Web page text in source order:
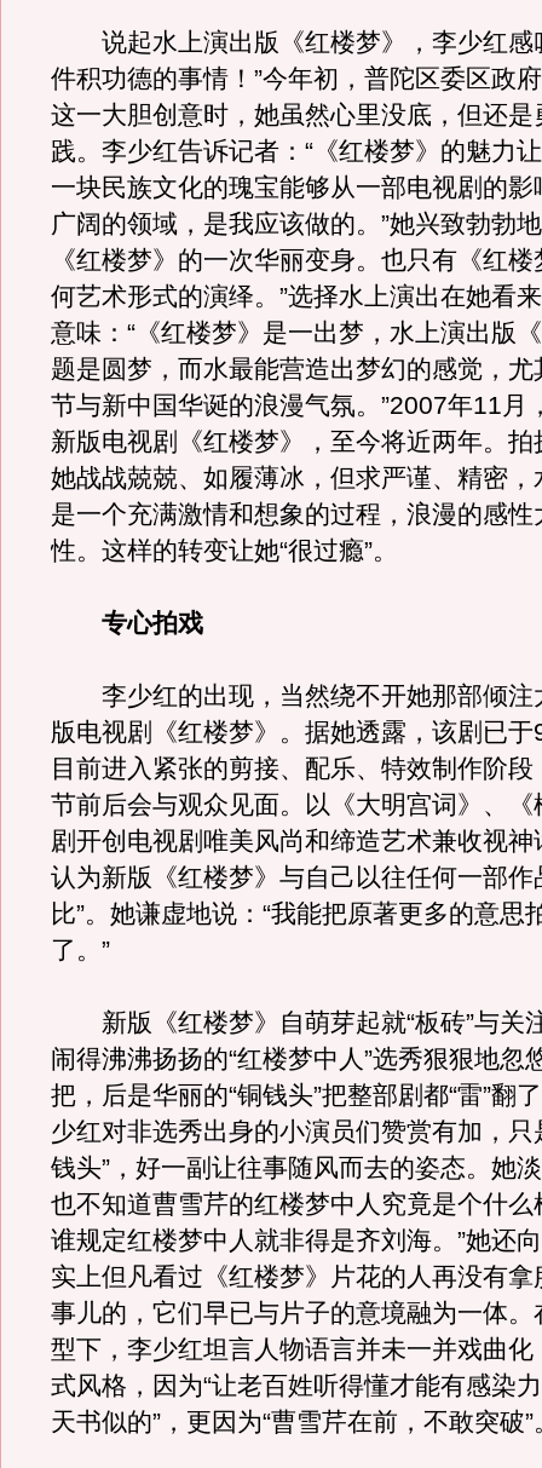
说起水上演出版《红楼梦》，李少红感
件积功德的事情！”今年初，普陀区委区政
这一大胆创意时，她虽然心里没底，但还是
践。李少红告诉记者：“《红楼梦》的魅力
一块民族文化的瑰宝能够从一部电视剧的影
广阔的领域，是我应该做的。”她兴致勃勃
《红楼梦》的一次华丽变身。也只有《红
何艺术形式的演绎。”选择水上演出在她看
意味：“《红楼梦》是一出梦，水上演出版
题是圆梦，而水最能营造出梦幻的感觉，尤
节与新中国华诞的浪漫气氛。”2007年11月
新版电视剧《红楼梦》，至今将近两年。拍
她战战兢兢、如履薄冰，但求严谨、精密，
是一个充满激情和想象的过程，浪漫的感性
性。这样的转变让她“很过瘾”。
专心拍戏
李少红的出现，当然绕不开她那部倾注
版电视剧《红楼梦》。据她透露，该剧已
目前进入紧张的剪接、配乐、特效制作阶
节前后会与观众见面。以《大明宫词》、《
剧开创电视剧唯美风尚和缔造艺术兼收视神
认为新版《红楼梦》与自己以往任何一部作
比”。她谦虚地说：“我能把原著更多的意思
了。”
新版《红楼梦》自萌芽起就“板砖”与关
闹得沸沸扬扬的“红楼梦中人”选秀狠狠地忽
把，后是华丽的“铜钱头”把整部剧都“雷”翻
少红对非选秀出身的小演员们赞赏有加，只
钱头”，好一副让往事随风而去的姿态。她
也不知道曹雪芹的红楼梦中人究竟是个什么
谁规定红楼梦中人就非得是齐刘海。”她还
实上但凡看过《红楼梦》片花的人再没有拿
事儿的，它们早已与片子的意境融为一体。
型下，李少红坦言人物语言并未一并戏曲化
式风格，因为“让老百姓听得懂才能有感染
天书似的”，更因为“曹雪芹在前，不敢突破”